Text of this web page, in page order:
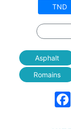
TND
Asphalt
Romains